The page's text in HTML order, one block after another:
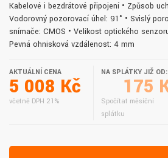
Kabelové i bezdrátové připojení • Způsob
Vodorovný pozorovací úhel: 91° • Svislý
snímače: CMOS • Velikost optického
Pevná ohnisková vzdálenost: 4 mm
AKTUÁLNÍ CENA
5 008 Kč
včetně DPH 21%
NA SPLÁTKY JIŽ OD:
175
Spočítat měsíční
splátku